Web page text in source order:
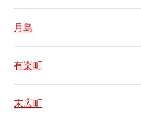
月島
有楽町
末広町